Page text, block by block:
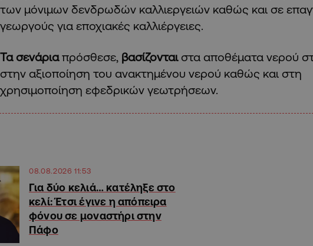
των μόνιμων δενδρωδών καλλιεργειών καθώς και σε
γεωργούς για εποχιακές καλλιέργειες.
Τα σενάριαπρόσθεσε, βασίζονταιστα αποθέματα νερού
στην αξιοποίηση του ανακτημένου νερού καθώς και στη
χρησιμοποίηση εφεδρικών γεωτρήσεων.
08.08.2026 11:53
Για δύο κελιά… κατέληξε στο
κελί: Έτσι έγινε η απόπειρα
φόνου σε μοναστήρι στην
Πάφο